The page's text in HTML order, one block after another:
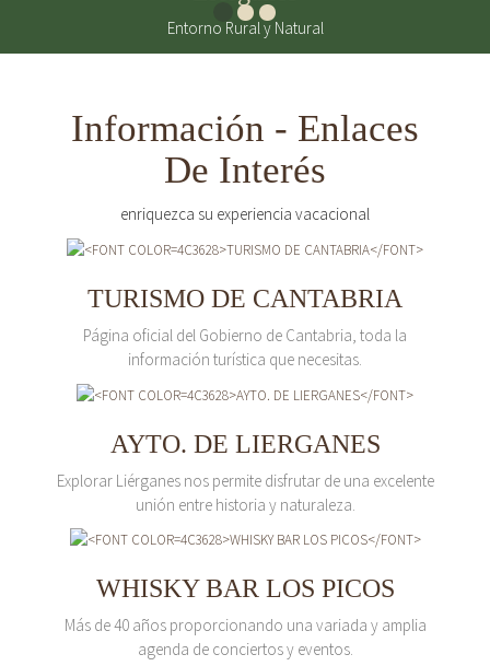
Entorno Rural y Natural
Información - Enlaces
De Interés
enriquezca su experiencia vacacional
TURISMO DE CANTABRIA
Página oficial del Gobierno de Cantabria, toda la
información turística que necesitas.
AYTO. DE LIERGANES
Explorar Liérganes nos permite disfrutar de una excelente
unión entre historia y naturaleza.
WHISKY BAR LOS PICOS
Más de 40 años proporcionando una variada y amplia
agenda de conciertos y eventos.